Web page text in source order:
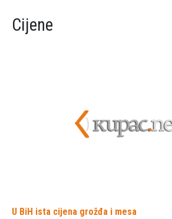
Cijene
U BiH ista cijena grožđa i mesa